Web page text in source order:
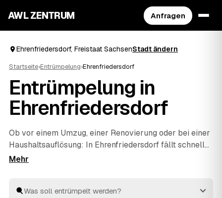
AWL ZENTRUM Anfragen
Ehrenfriedersdorf, Freistaat SachsenStadt ändern
Startseite›Entrümpelung›Ehrenfriedersdorf
Entrümpelung in
Ehrenfriedersdorf
Ob vor einem Umzug, einer Renovierung oder bei einer
Haushaltsauflösung: In Ehrenfriedersdorf fällt schnell
mehr Hausrat an, als man allein wegbekommt. Über
Angebote von geprüften Betrieben rund um